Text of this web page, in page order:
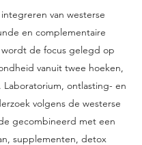
van westerse
en complementaire
de focus gelegd op
vanuit twee hoeken,
Laboratorium, ontlasting- en
volgens de westerse
gecombineerd met een
supplementen, detox